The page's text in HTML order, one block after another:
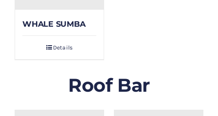
WHALE SUMBA
Details
Roof Bar